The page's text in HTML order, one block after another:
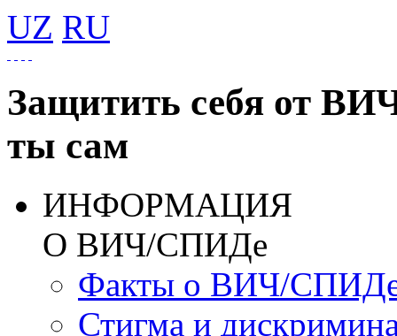
UZ RU
Защитить себя от
ты сам
ИНФОРМАЦИЯ
О ВИЧ/СПИДе
Факты о ВИЧ/
Стигма и